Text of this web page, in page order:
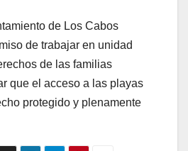
de Los Cabos
de trabajar en unidad
de las familias
que el acceso a las playas
protegido y plenamente